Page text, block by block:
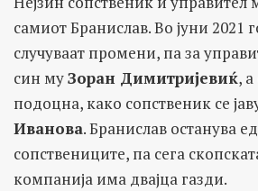
самиот Бранислав. Во јуни 2021
случуваат промени, па за
син муЗоран Димитријевиќ,
подоцна, како сопственик се
Иванова. Бранислав останува
сопствениците, па сега
компанија има двајца газди.